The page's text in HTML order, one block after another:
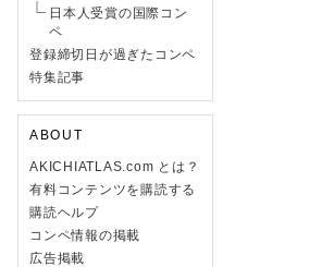
日本人受賞の国際コン
ペ
登録締切日が過ぎたコンペ
特集記事
ABOUT
AKICHIATLAS.com とは？
有料コンテンツを購読する
購読ヘルプ
コンペ情報の掲載
広告掲載